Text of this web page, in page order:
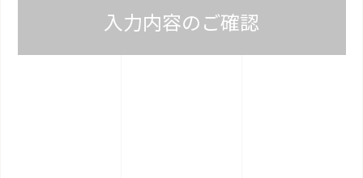
入力内容のご確認